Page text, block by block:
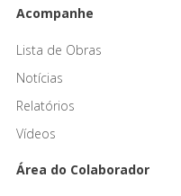
Acompanhe
Lista de Obras
Notícias
Relatórios
Vídeos
Área do Colaborador